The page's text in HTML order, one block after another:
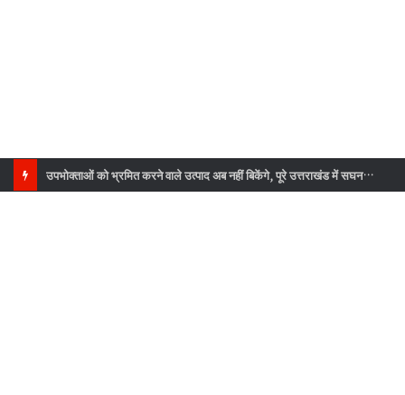
उपभोक्ताओं को भ्रमित करने वाले उत्पाद अब नहीं बिकेंगे, पूरे उत्तराखंड में सघन जांच अभियान